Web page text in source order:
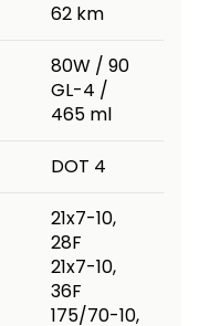
62 km
80W / 90
GL-4 /
465 ml
DOT 4
21x7-10,
28F
21x7-10,
36F
175/70-10,